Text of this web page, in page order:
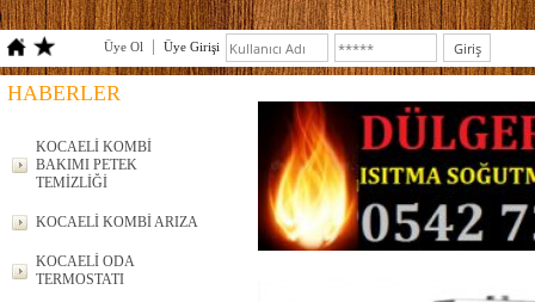
Üye Ol Üye Girişi
HABERLER
KOCAELİ KOMBİ
BAKIMI PETEK
TEMİZLİĞİ
KOCAELİ KOMBİ ARIZA
KOCAELİ ODA
TERMOSTATI